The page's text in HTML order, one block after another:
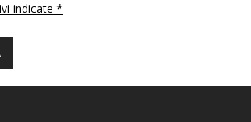
indicate *